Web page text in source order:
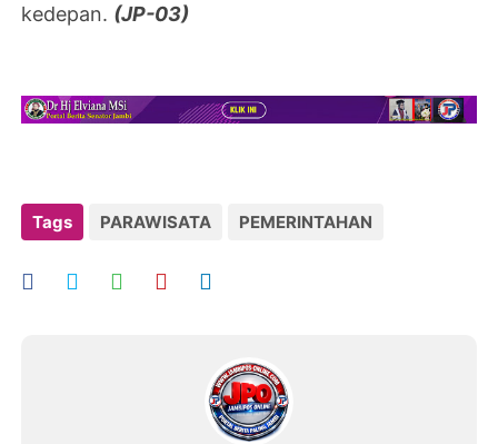
kedepan. (JP-03)
Tags PARAWISATA PEMERINTAHAN